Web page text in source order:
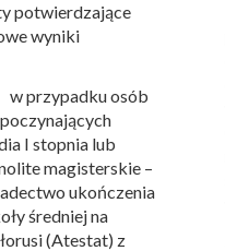
potwierdzające
wyniki
przypadku osób
I stopnia lub
magisterskie –
ukończenia
średniej na
(Atestat) z